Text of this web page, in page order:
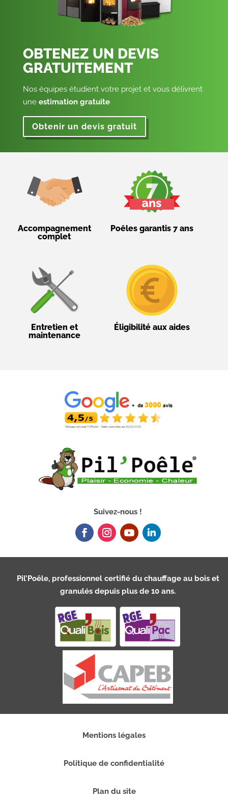
OBTENEZ UN DEVIS
GRATUITEMENT
Nos équipes étudient votre projet et vous délivrent
une estimation gratuite
Obtenir un devis gratuit
Accompagnement
complet
Poêles garantis 7 ans
Entretien et
maintenance
Éligibilité aux aides
Suivez-nous !
Pil’Poêle, professionnel certifié du chauffage au bois et
granulés depuis plus de 10 ans.
Mentions légales
Politique de confidentialité
Plan du site